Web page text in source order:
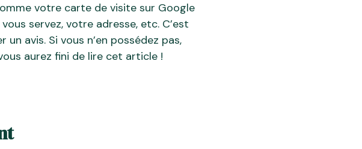
votre carte de visite sur Google
servez, votre adresse, etc. C’est
avis. Si vous n’en possédez pas,
aurez fini de lire cet article !